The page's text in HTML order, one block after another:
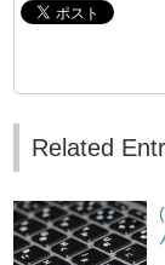
Related